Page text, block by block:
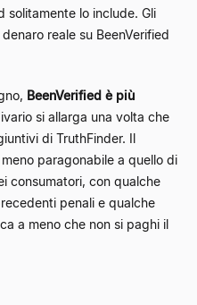
solitamente lo include. Gli
reale su BeenVerified
BeenVerified è più
si allarga una volta che
di TruthFinder. Il
paragonabile a quello di
consumatori, con qualche
penali e qualche
a meno che non si paghi il